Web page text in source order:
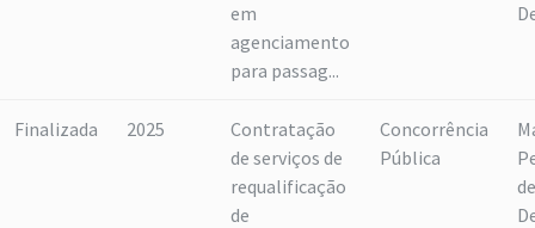
em
agenciamento
para passag...
Finalizada 2025
Contratação
de serviços de
requalificação
de
Concorrência
Pública
de